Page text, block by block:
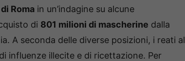
Roma in un’indagine su alcune
di 801 milioni di mascherine dalla
A seconda delle diverse posizioni, i reati al
influenze illecite e di ricettazione. Per